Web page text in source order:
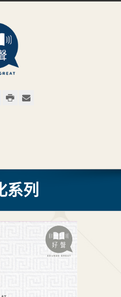
系列